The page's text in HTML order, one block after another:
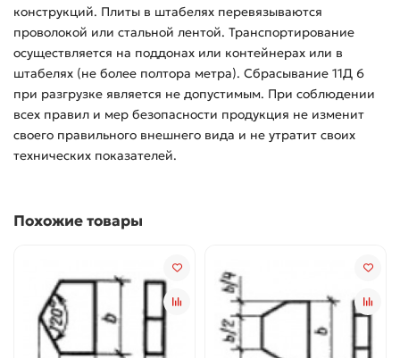
конструкций. Плиты в штабелях перевязываются
проволокой или стальной лентой. Транспортирование
осуществляется на поддонах или контейнерах или в
штабелях (не более полтора метра). Сбрасывание 11Д 6
при разгрузке является не допустимым. При соблюдении
всех правил и мер безопасности продукция не изменит
своего правильного внешнего вида и не утратит своих
технических показателей.
Похожие товары